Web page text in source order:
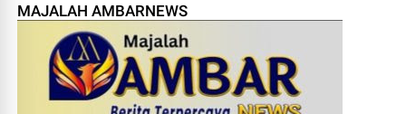
MAJALAH AMBARNEWS